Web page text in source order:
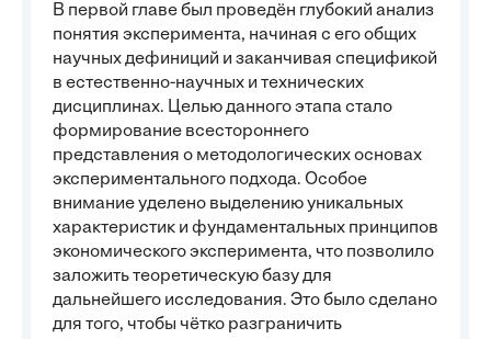
В первой главе был проведён глубокий анализ
понятия эксперимента, начиная с его общих
научных дефиниций и заканчивая спецификой
в естественно-научных и технических
дисциплинах. Целью данного этапа стало
формирование всестороннего
представления о методологических основах
экспериментального подхода. Особое
внимание уделено выделению уникальных
характеристик и фундаментальных принципов
экономического эксперимента, что позволило
заложить теоретическую базу для
дальнейшего исследования. Это было сделано
для того, чтобы чётко разграничить